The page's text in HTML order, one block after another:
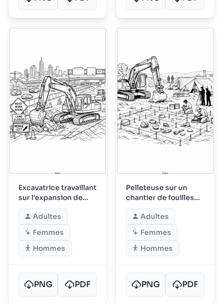
Excavatrice travaillant
sur l'expansion de
l'autoroute
Adultes
Femmes
Hommes
PNG PDF
Pelleteuse sur un
chantier de fouilles
archéologiques
Adultes
Femmes
Hommes
PNG PDF